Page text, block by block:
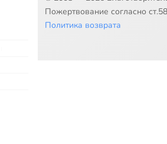
Пожертвование согласно
Политика возврата